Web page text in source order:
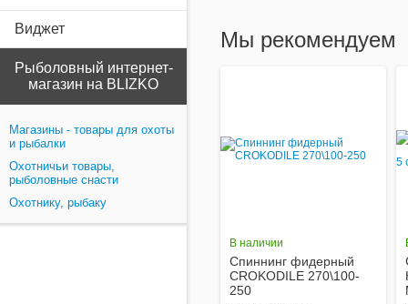
Виджет
Рыболовный интернет-
магазин на BLIZKO
Магазины - товары для охоты
и рыбалки
Охотничьи товары,
рыболовные снасти
Охотнику, рыбаку
Мы рекомендуем
В наличии
Спиннинг фидерный
CROKODILE 270\100-
250